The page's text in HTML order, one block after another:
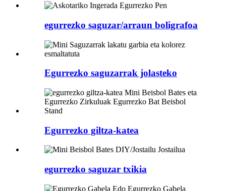
egurrezko saguzar/arraun boligrafoa
Egurrezko saguzarrak jolasteko
Egurrezko giltza-katea
egurrezko saguzar txikia